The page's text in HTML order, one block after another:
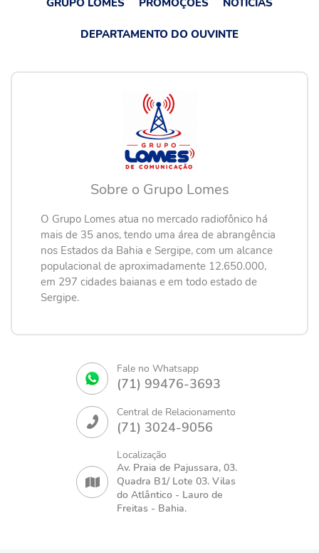
DEPARTAMENTO DO OUVINTE
Sobre o Grupo Lomes
O Grupo Lomes atua no mercado radiofônico há
mais de 35 anos, tendo uma área de abrangência
nos Estados da Bahia e Sergipe, com um alcance
populacional de aproximadamente 12.650.000,
em 297 cidades baianas e em todo estado de
Sergipe.
Fale no Whatsapp
(71) 99476-3693
Central de Relacionamento
(71) 3024-9056
Localização
Av. Praia de Pajussara, 03.
Quadra B1/ Lote 03. Vilas
do Atlântico - Lauro de
Freitas - Bahia.